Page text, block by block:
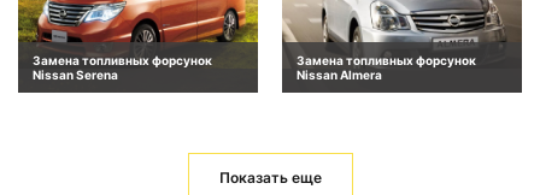
Замена топливных форсунок
Nissan Serena
Замена топливных форсунок
Nissan Almera
Показать еще